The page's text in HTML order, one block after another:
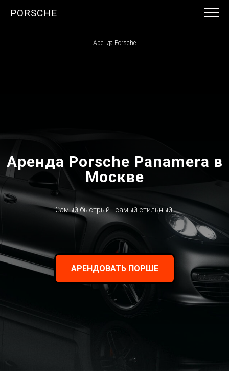
PORSCHE
Аренда Porsche
Аренда Porsche Panamera в
Москве
Самый быстрый - самый стильный|
АРЕНДОВАТЬ ПОРШЕ